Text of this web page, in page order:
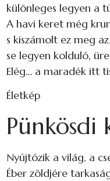
különleges legyen a
A havi keret még
s kiszámolt ez meg
se legyen kolduló,
Elég… a maradék itt
Életkép
Pünkösdi
Nyújtózik a világ, a
Éber zöldjére